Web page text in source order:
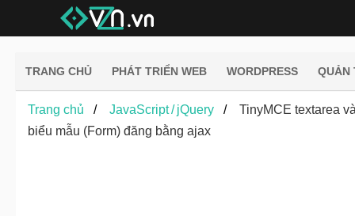
TRANG CHỦ PHÁT TRIỂN WEB WORDPRESS QUẢN
Trang chủ JavaScript / jQuery
TinyMCE textarea
biểu mẫu (Form) đăng bằng ajax